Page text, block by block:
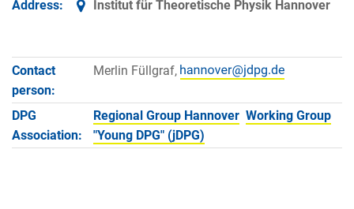
Address:
Institut für Theoretische Physik Hannover
Contact
person:
Merlin Füllgraf,
DPG
Association:
Regional Group Hannover Working Group
"Young DPG" (jDPG)